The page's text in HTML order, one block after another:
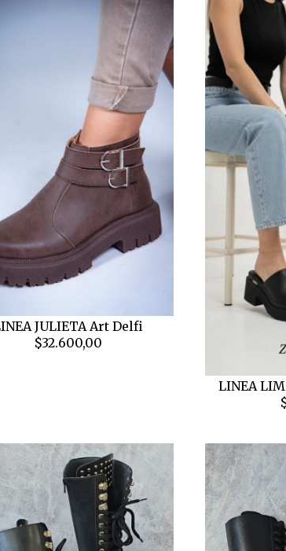
JULIETA Art Delfi
$32.600,00
LINEA